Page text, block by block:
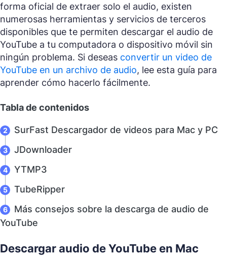
forma oficial de extraer solo el audio, existen
numerosas herramientas y servicios de terceros
disponibles que te permiten descargar el audio de
YouTube a tu computadora o dispositivo móvil sin
ningún problema. Si deseas convertir un video de
YouTube en un archivo de audio, lee esta guía para
aprender cómo hacerlo fácilmente.
Tabla de contenidos
SurFast Descargador de videos para Mac y PC
JDownloader
YTMP3
TubeRipper
Más consejos sobre la descarga de audio de
YouTube
Descargar audio de YouTube en Mac